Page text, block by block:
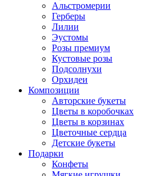
Альстромерии
Герберы
Лилии
Эустомы
Розы премиум
Кустовые розы
Подсолнухи
Орхидеи
Композиции
Авторские букеты
Цветы в коробочках
Цветы в корзинах
Цветочные сердца
Детские букеты
Подарки
Конфеты